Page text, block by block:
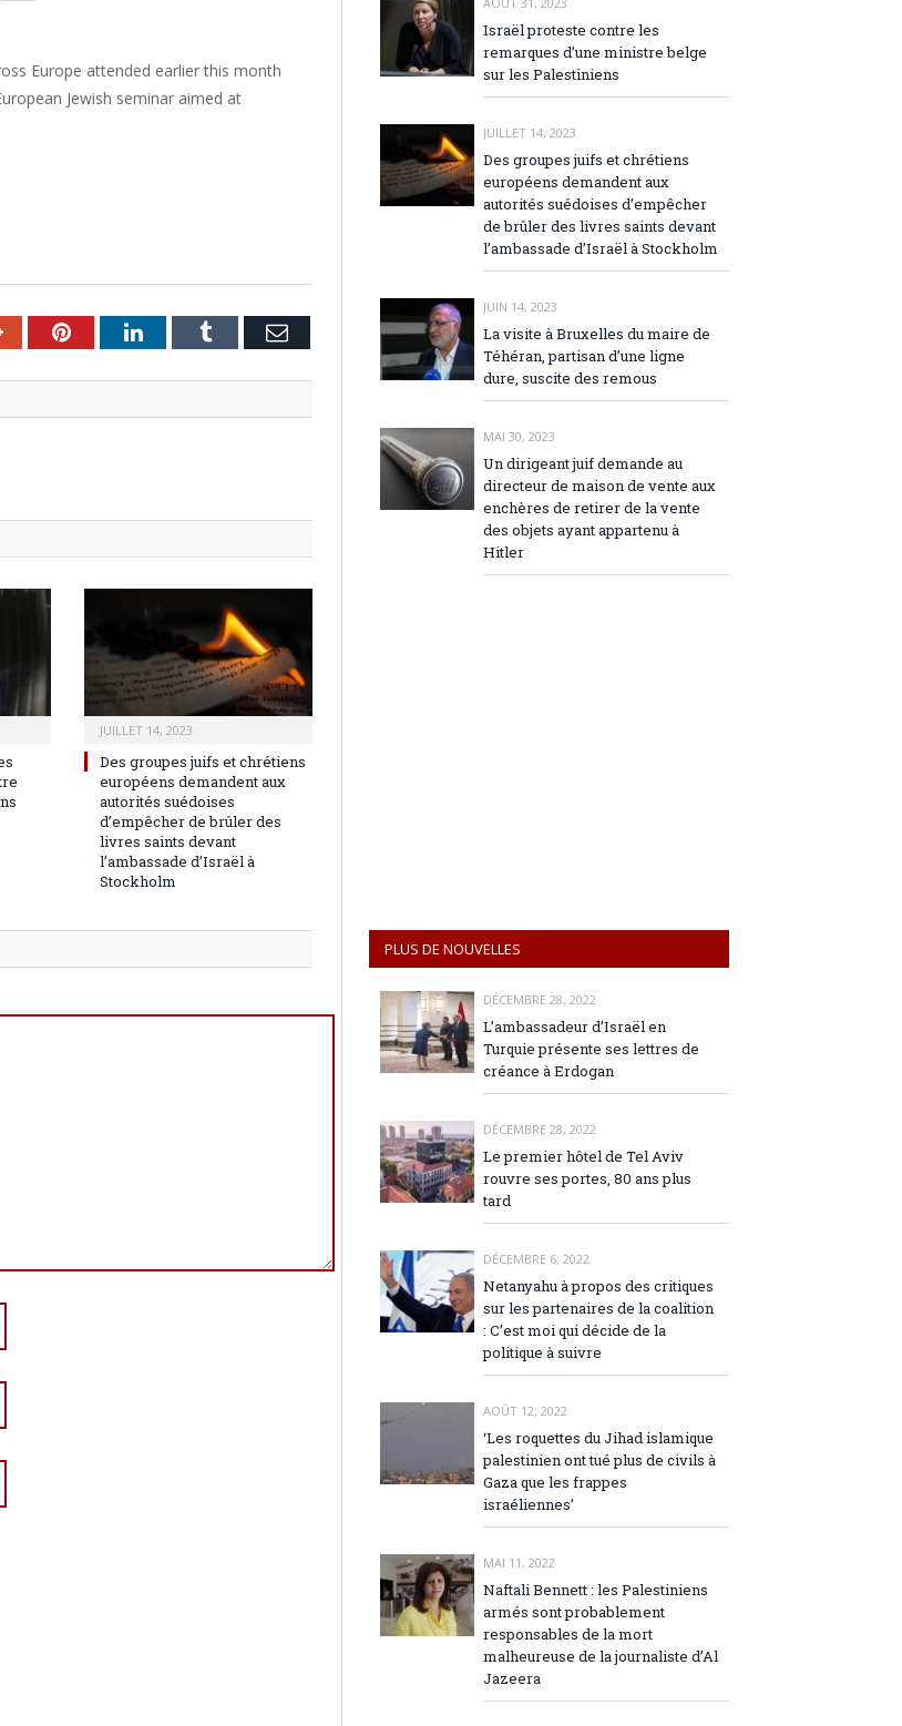
Europe attended earlier this month
Jewish seminar aimed at
Google+PinterestLinkedInTumblr Email
JUILLET 14, 2023
Des groupes juifs et chrétiens
européens demandent aux
autorités suédoises
d’empêcher de brûler des
livres saints devant
l’ambassade d’Israël à
Stockholm
Israël proteste contre les
remarques d’une ministre belge
sur les Palestiniens
JUILLET 14, 2023
Des groupes juifs et chrétiens
européens demandent aux
autorités suédoises d’empêcher
de brûler des livres saints devant
l’ambassade d’Israël à Stockholm
JUIN 14, 2023
La visite à Bruxelles du maire de
Téhéran, partisan d’une ligne
dure, suscite des remous
MAI 30, 2023
Un dirigeant juif demande au
directeur de maison de vente aux
enchères de retirer de la vente
des objets ayant appartenu à
Hitler
PLUS DE NOUVELLES
DÉCEMBRE 28, 2022
L’ambassadeur d’Israël en
Turquie présente ses lettres de
créance à Erdogan
DÉCEMBRE 28, 2022
Le premier hôtel de Tel Aviv
rouvre ses portes, 80 ans plus
tard
DÉCEMBRE 6, 2022
Netanyahu à propos des critiques
sur les partenaires de la coalition
: C’est moi qui décide de la
politique à suivre
AOÛT 12, 2022
‘Les roquettes du Jihad islamique
palestinien ont tué plus de civils à
Gaza que les frappes
israéliennes’
MAI 11, 2022
Naftali Bennett : les Palestiniens
armés sont probablement
responsables de la mort
malheureuse de la journaliste d’Al
Jazeera